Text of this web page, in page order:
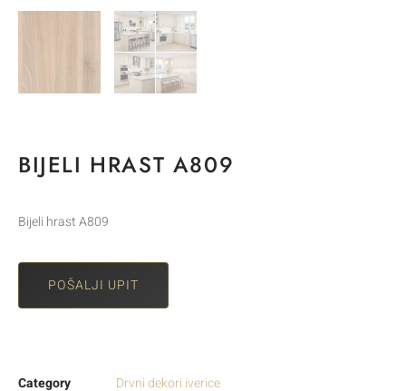
BIJELI HRAST A809
Bijeli hrast A809
POŠALJI UPIT
Category Drvni dekori iverice